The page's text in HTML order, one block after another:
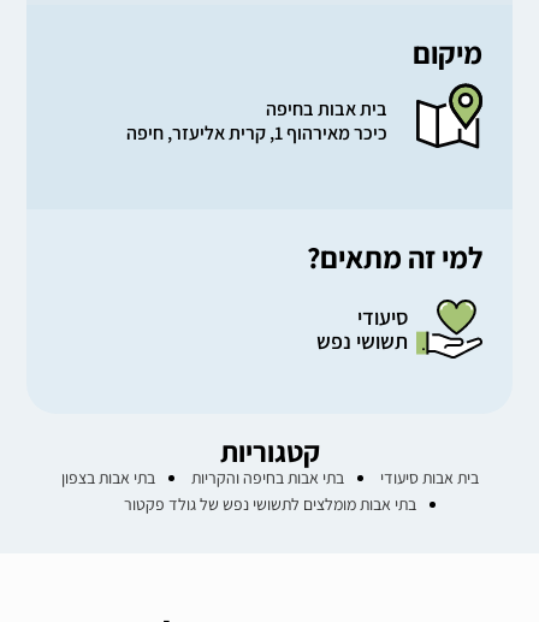
מיקום
בית אבות בחיפה
כיכר מאירהוף 1, קרית אליעזר, חיפה
למי זה מתאים?
סיעודי
תשושי נפש
קטגוריות
בית אבות סיעודי בתי אבות בחיפה והקריות
בתי אבות בצפון
בתי אבות מומלצים לתשושי נפש של גולד פקטור